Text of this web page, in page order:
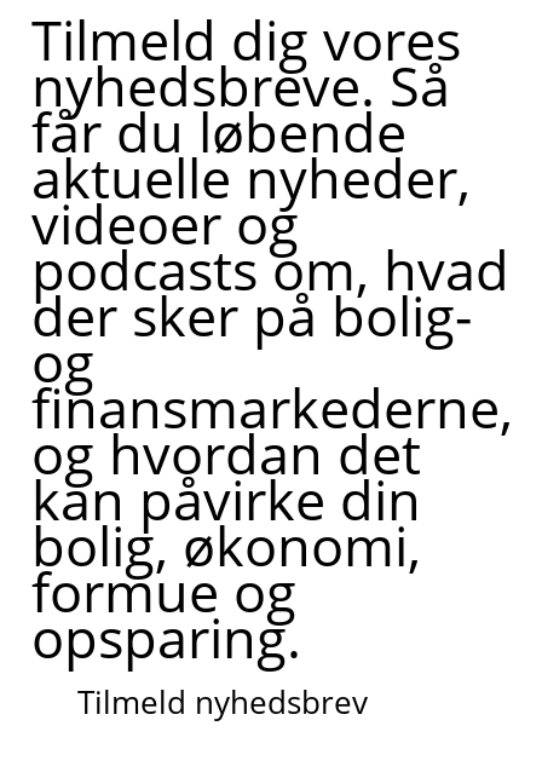
Tilmeld dig vores
nyhedsbreve. Så
får du løbende
aktuelle nyheder,
videoer og
podcasts om, hvad
der sker på bolig-
og
finansmarkederne,
og hvordan det
kan påvirke din
bolig, økonomi,
formue og
opsparing.
Tilmeld nyhedsbrev